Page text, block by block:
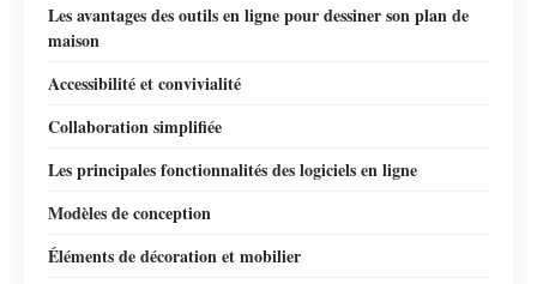
Les avantages des outils en ligne pour dessiner son plan de
maison
Accessibilité et convivialité
Collaboration simplifiée
Les principales fonctionnalités des logiciels en ligne
Modèles de conception
Éléments de décoration et mobilier